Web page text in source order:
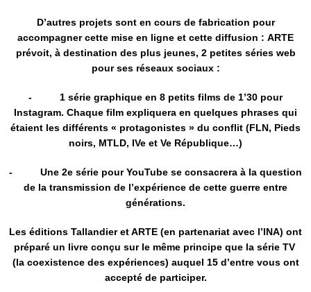
D’autres projets sont en cours de fabrication pour
accompagner cette mise en ligne et cette diffusion : ARTE
prévoit, à destination des plus jeunes, 2 petites séries web
pour ses réseaux sociaux :
- 1 série graphique en 8 petits films de 1’30 pour
Instagram. Chaque film expliquera en quelques phrases qui
étaient les différents « protagonistes » du conflit (FLN, Pieds
noirs, MTLD, IVe et Ve République…)
- Une 2e série pour YouTube se consacrera à la question
de la transmission de l’expérience de cette guerre entre
générations.
Les éditions Tallandier et ARTE (en partenariat avec l’INA) ont
préparé un livre conçu sur le même principe que la série TV
(la coexistence des expériences) auquel 15 d’entre vous ont
accepté de participer.